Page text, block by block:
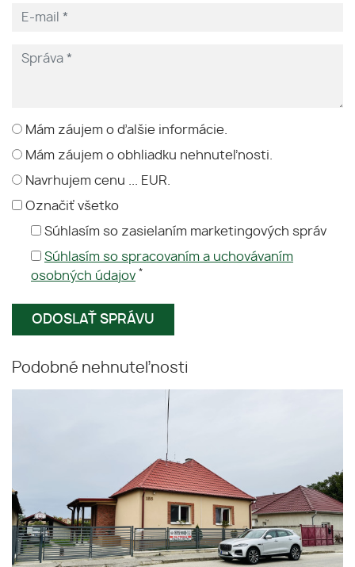
Mám záujem o ďalšie informácie.
Mám záujem o obhliadku nehnuteľnosti.
Navrhujem cenu ... EUR.
Označiť všetko
Súhlasím so zasielaním marketingových správ
Súhlasím so spracovaním a uchovávaním
osobných údajov *
Podobné nehnuteľnosti